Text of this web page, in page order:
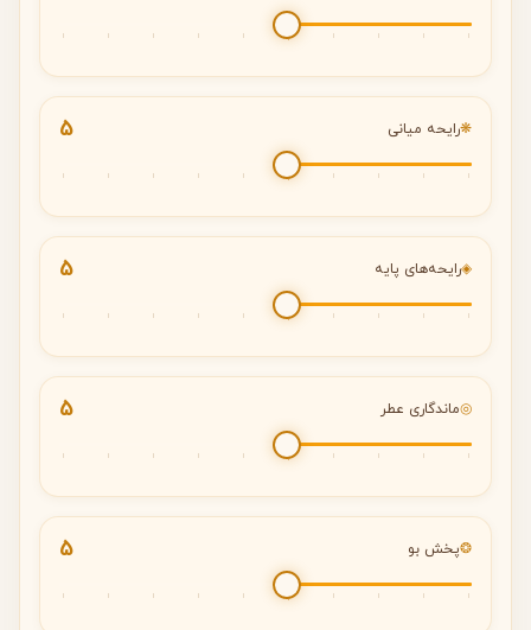
❋رایحه میانی 5
◈رایحه‌های پایه 5
◎ماندگاری عطر 5
❂پخش بو 5